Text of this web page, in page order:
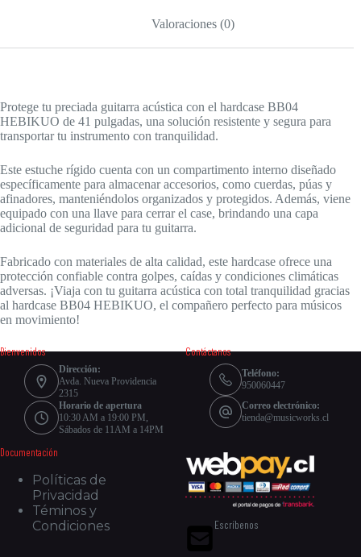
Valoraciones (0)
Protege tu preciada guitarra acústica con el hardcase BB04
HEBIKUO de 41 pulgadas, una solución resistente y segura para
transportar tu instrumento con tranquilidad.
Este estuche rígido cuenta con un compartimento interno diseñado
específicamente para almacenar accesorios, como cuerdas, púas y
afinadores, manteniéndolos organizados y protegidos. Además, viene
equipado con una llave para cerrar el case, brindando una capa
adicional de seguridad para tu guitarra.
Fabricado con materiales de alta calidad, este hardcase ofrece una
protección confiable contra golpes, caídas y condiciones climáticas
adversas. ¡Viaja con tu guitarra acústica con total tranquilidad gracias
al hardcase BB04 HEBIKUO, el compañero perfecto para músicos
en movimiento!
Bienvenidos
Dirección:
Avda. Nueva Providencia
2315
Horario de apertura
10:30 AM a 19:00 PM,
Sábados de 11AM a 14PM
Contáctanos
Teléfono:
950060447
Correo electrónico:
tienda@musicworks.cl
Documentación
Políticas de
Privacidad
Téminos y
Condiciones
Escríbenos